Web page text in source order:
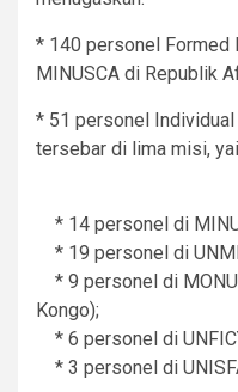
* 140 personel Formed
MINUSCA di Republik
* 51 personel
tersebar di lima misi,
* 14 personel di
* 19 personel di
* 9 personel di
Kongo);
* 6 personel di
* 3 personel di